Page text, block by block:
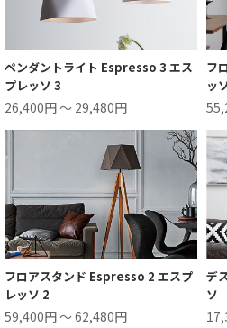
ペンダントライト Espresso 3 エス
プレッソ 3
26,400円 ～ 29,480円
フ
ッ
フロアスタンド Espresso 2 エスプ
レッソ 2
59,400円 ～ 62,480円
デ
ソ